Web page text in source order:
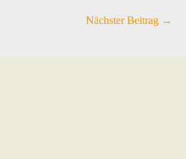
Nächster Beitrag →